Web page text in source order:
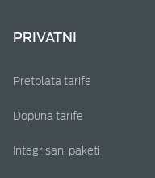
PRIVATNI
Pretplata tarife
Dopuna tarife
Integrisani paketi